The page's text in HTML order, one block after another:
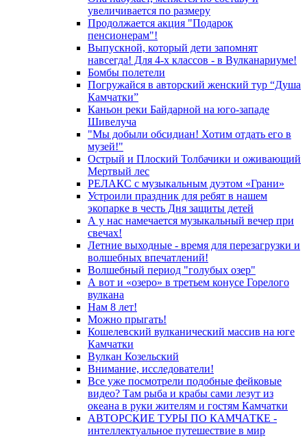
увеличивается по размеру
Продолжается акция "Подарок
пенсионерам"!
Выпускной, который дети запомнят
навсегда! Для 4-х классов - в Вулканариуме!
Бомбы полетели
Погружайся в авторский женский тур “Душа
Камчатки”
Каньон реки Байдарной на юго-западе
Шивелуча
"Мы добыли обсидиан! Хотим отдать его в
музей!"
Острый и Плоский Толбачики и оживающий
Мертвый лес
РЕЛАКС с музыкальным дуэтом «Грани»
Устроили праздник для ребят в нашем
экопарке в честь Дня защиты детей
А у нас намечается музыкальный вечер при
свечах!
Летние выходные - время для перезагрузки и
волшебных впечатлений!
Волшебный период "голубых озер"
А вот и «озеро» в третьем конусе Горелого
вулкана
Нам 8 лет!
Можно прыгать!
Кошелевский вулканический массив на юге
Камчатки
Вулкан Козельский
Внимание, исследователи!
Все уже посмотрели подобные фейковые
видео? Там рыба и крабы сами лезут из
океана в руки жителям и гостям Камчатки
АВТОРСКИЕ ТУРЫ ПО КАМЧАТКЕ -
интеллектуальное путешествие в мир